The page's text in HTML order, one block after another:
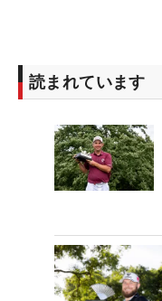
読まれています